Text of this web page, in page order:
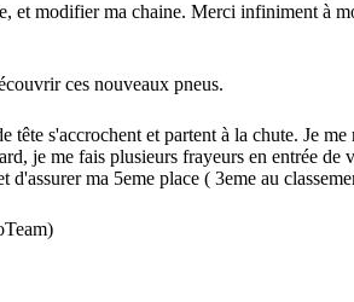
et modifier ma chaine. Merci infiniment à
ces nouveaux pneus.
s'accrochent et partent à la chute. Je
je me fais plusieurs frayeurs en entrée de
ma 5eme place ( 3eme au